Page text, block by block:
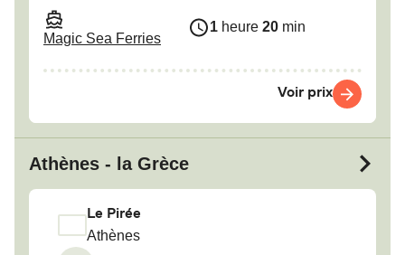
Magic Sea Ferries
1 heure 20 min
Voir prix
Athènes - la Grèce
Le Pirée
Athènes